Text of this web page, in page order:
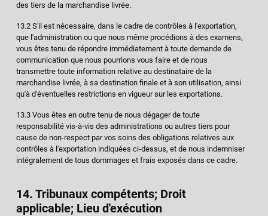
des tiers de la marchandise livrée.
13.2 S'il est nécessaire, dans le cadre de contrôles à l'exportation,
que l'administration ou que nous même procédions à des examens,
vous êtes tenu de répondre immédiatement à toute demande de
communication que nous pourrions vous faire et de nous
transmettre toute information relative au destinataire de la
marchandise livrée, à sa destination finale et à son utilisation, ainsi
qu'à d'éventuelles restrictions en vigueur sur les exportations.
13.3 Vous êtes en outre tenu de nous dégager de toute
responsabilité vis-à-vis des administrations ou autres tiers pour
cause de non-respect par vos soins des obligations relatives aux
contrôles à l'exportation indiquées ci-dessus, et de nous indemniser
intégralement de tous dommages et frais exposés dans ce cadre.
14. Tribunaux compétents; Droit
applicable; Lieu d'exécution